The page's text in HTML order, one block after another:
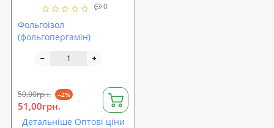
0
Фольгоізол
(фольгопергамін)
50,00грн. --2%
51,00грн.
Детальніше Оптові ціни